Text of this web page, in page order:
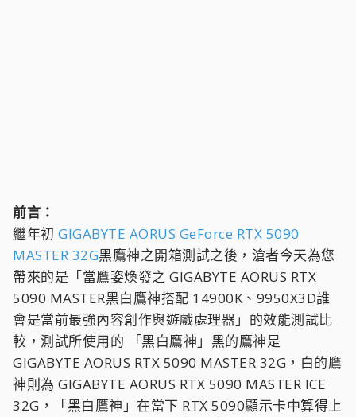
前言：
繼年初 GIGABYTE AORUS GeForce RTX 5090
MASTER 32G黑鷹神之開箱測試之後，滄者今天為您
帶來的是「當鷹姿煥發之 GIGABYTE AORUS RTX
5090 MASTER黑白鷹神搭配 14900K、9950X3D誰
會是當前最強內容創作與遊戲處理器」的效能測試比
較，測試所使用的 「黑白鷹神」黑的鷹神是
GIGABYTE AORUS RTX 5090 MASTER 32G，白的鷹
神則為 GIGABYTE AORUS RTX 5090 MASTER ICE
32G，「黑白鷹神」在當下 RTX 5090顯示卡中算得上